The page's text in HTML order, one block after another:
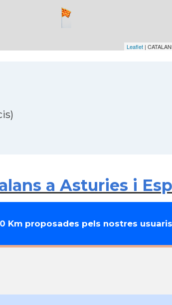
Leaflet |
a Asturies i
Km proposades pels nostres usuaris